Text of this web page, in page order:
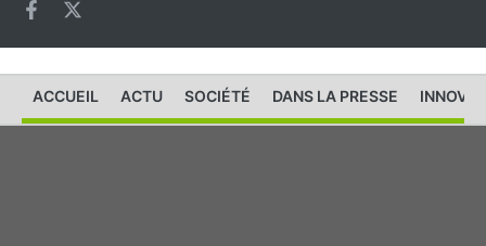
ACCUEIL ACTU SOCIÉTÉ DANS LA PRESSE